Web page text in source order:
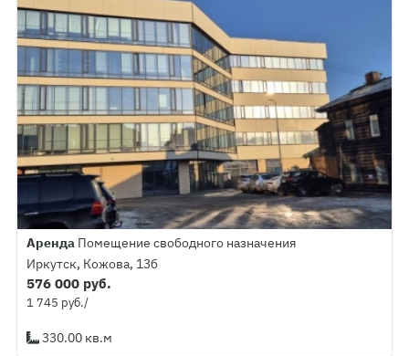
Аренда Помещение свободного назначения
Иркутск, Кожова, 13б
576 000 руб.
1 745 руб./
330.00 кв.м